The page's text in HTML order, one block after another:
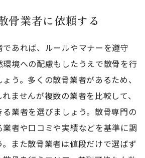
骨業者に依頼する
あれば、ルールやマナーを遵守
環境への配慮もしたうえで散骨を行
う。多くの散骨業者があるため、
ませんが複数の業者を比較して、
業者を選びましょう。散骨専門の
者や口コミや実績などを基準に調
また散骨業者は値段だけで選ばず